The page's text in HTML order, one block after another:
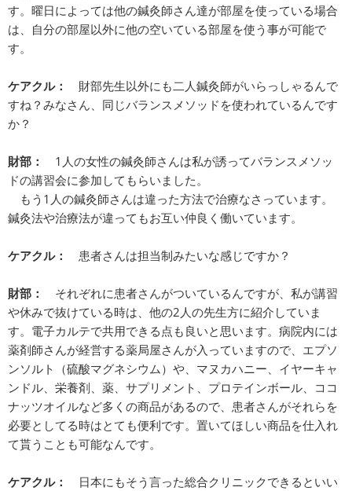
す。曜日によっては他の鍼灸師さん達が部屋を使っている場合
は、自分の部屋以外に他の空いている部屋を使う事が可能で
す。
ケアクル：
財部先生以外にも二人鍼灸師がいらっしゃるんで
すね？みなさん、同じバランスメソッドを使われているんです
か？
財部：
1人の女性の鍼灸師さんは私が誘ってバランスメソッ
ドの講習会に参加してもらいました。
もう1人の鍼灸師さんは違った方法で治療なさっています。
鍼灸法や治療法が違ってもお互い仲良く働いています。
ケアクル： 患者さんは担当制みたいな感じですか？
財部：
それぞれに患者さんがついているんですが、私が講習
や休みで抜けている時は、他の2人の先生方に紹介していま
す。電子カルテで共用できる点も良いと思います。病院内には
薬剤師さんが経営する薬局屋さんが入っていますので、エプソ
ンソルト（硫酸マグネシウム）や、マヌカハニー、イヤーキャ
ンドル、栄養剤、薬、サプリメント、プロテインボール、ココ
ナッツオイルなど多くの商品があるので、患者さんがそれらを
必要としてる時はとても便利です。置いてほしい商品を仕入れ
て貰うことも可能なんです。
ケアクル：
日本にもそう言った総合クリニックできるといい